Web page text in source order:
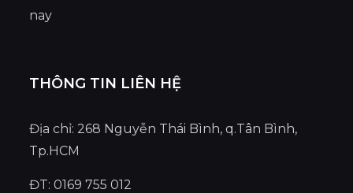
nay
THÔNG TIN LIÊN HỆ
Địa chỉ: 268 Nguyễn Thái Bình, q.Tân Bình,
Tp.HCM
ĐT: 0169 755 012